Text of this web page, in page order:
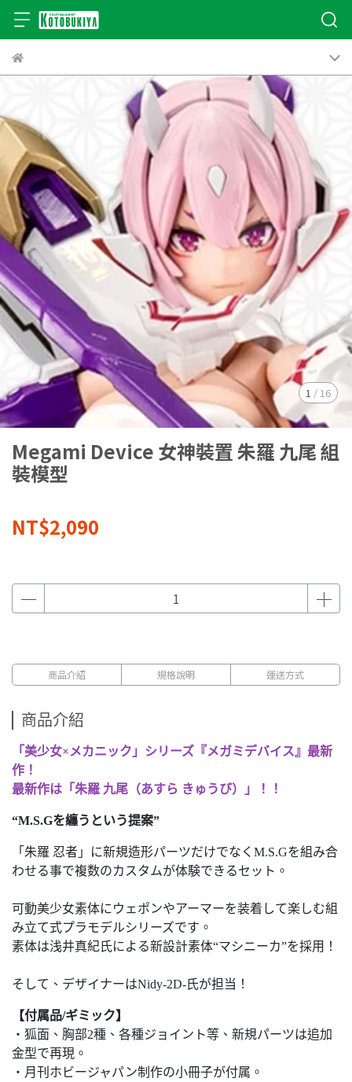
1 / 16
Megami Device 女神裝置 朱羅 九尾 組
裝模型
NT$2,090
商品介紹 規格說明 運送方式
商品介紹
「美少女×メカニック」シリーズ『メガミデバイス』最新
作！
最新作は「朱羅 九尾（あすら きゅうび）」！！
“M.S.Gを纏うという提案”
「朱羅 忍者」に新規造形パーツだけでなくM.S.Gを組み合
わせる事で複数のカスタムが体験できるセット。
可動美少女素体にウェポンやアーマーを装着して楽しむ組
み立て式プラモデルシリーズです。
素体は浅井真紀氏による新設計素体“マシニーカ”を採用！
そして、デザイナーはNidy-2D-氏が担当！
【付属品/ギミック】
・狐面、胸部2種、各種ジョイント等、新規パーツは追加
金型で再現。
・月刊ホビージャパン制作の小冊子が付属。